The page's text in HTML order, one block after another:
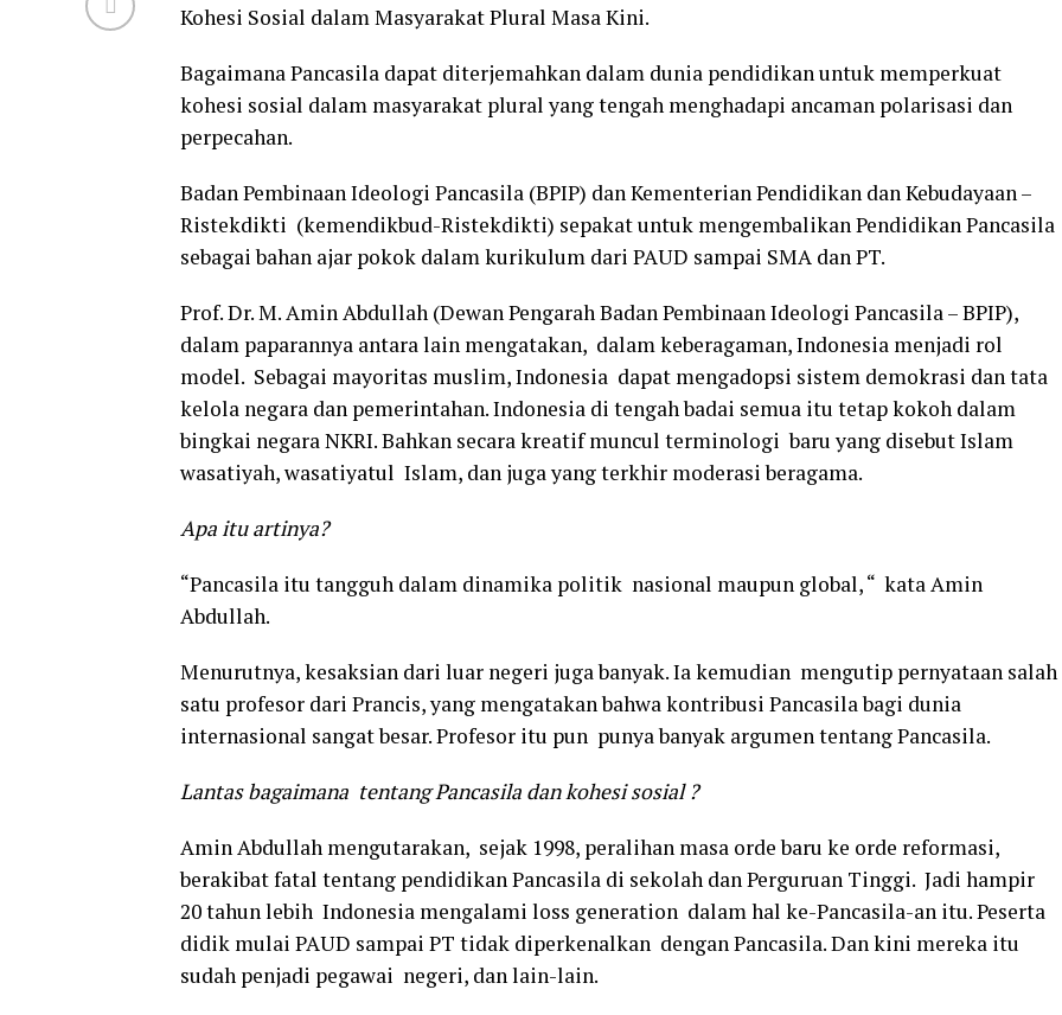
Kohesi Sosial dalam Masyarakat Plural Masa Kini.
Bagaimana Pancasila dapat diterjemahkan dalam dunia pendidikan untuk memperkuat
kohesi sosial dalam masyarakat plural yang tengah menghadapi ancaman polarisasi dan
perpecahan.
Badan Pembinaan Ideologi Pancasila (BPIP) dan Kementerian Pendidikan dan Kebudayaan –
Ristekdikti (kemendikbud-Ristekdikti) sepakat untuk mengembalikan Pendidikan Pancasila
sebagai bahan ajar pokok dalam kurikulum dari PAUD sampai SMA dan PT.
Prof. Dr. M. Amin Abdullah (Dewan Pengarah Badan Pembinaan Ideologi Pancasila – BPIP),
dalam paparannya antara lain mengatakan, dalam keberagaman, Indonesia menjadi rol
model. Sebagai mayoritas muslim, Indonesia dapat mengadopsi sistem demokrasi dan tata
kelola negara dan pemerintahan. Indonesia di tengah badai semua itu tetap kokoh dalam
bingkai negara NKRI. Bahkan secara kreatif muncul terminologi baru yang disebut Islam
wasatiyah, wasatiyatul Islam, dan juga yang terkhir moderasi beragama.
Apa itu artinya?
“Pancasila itu tangguh dalam dinamika politik nasional maupun global, “ kata Amin
Abdullah.
Menurutnya, kesaksian dari luar negeri juga banyak. Ia kemudian mengutip pernyataan salah
satu profesor dari Prancis, yang mengatakan bahwa kontribusi Pancasila bagi dunia
internasional sangat besar. Profesor itu pun punya banyak argumen tentang Pancasila.
Lantas bagaimana tentang Pancasila dan kohesi sosial ?
Amin Abdullah mengutarakan, sejak 1998, peralihan masa orde baru ke orde reformasi,
berakibat fatal tentang pendidikan Pancasila di sekolah dan Perguruan Tinggi. Jadi hampir
20 tahun lebih Indonesia mengalami loss generation dalam hal ke-Pancasila-an itu. Peserta
didik mulai PAUD sampai PT tidak diperkenalkan dengan Pancasila. Dan kini mereka itu
sudah penjadi pegawai negeri, dan lain-lain.